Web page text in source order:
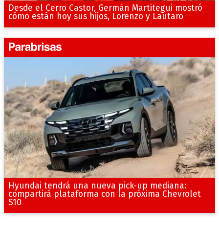
Desde el Cerro Castor, Germán Martitegui mostró
cómo están hoy sus hijos, Lorenzo y Lautaro
Hyundai tendrá una nueva pick-up mediana:
compartirá plataforma con la próxima Chevrolet
S10